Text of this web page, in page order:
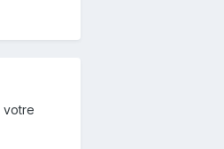
votre